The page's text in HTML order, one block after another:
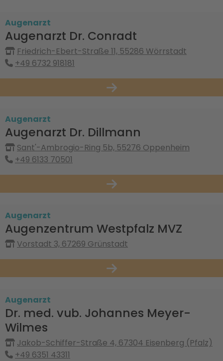
Augenarzt
Augenarzt Dr. Conradt
Friedrich-Ebert-Straße 11, 55286 Wörrstadt
+49 6732 918181
Augenarzt
Augenarzt Dr. Dillmann
Sant'-Ambrogio-Ring 5b, 55276 Oppenheim
+49 6133 70501
Augenarzt
Augenzentrum Westpfalz MVZ
Vorstadt 3, 67269 Grünstadt
Augenarzt
Dr. med. vub. Johannes Meyer-
Wilmes
Jakob-Schiffer-Straße 4, 67304 Eisenberg (Pfalz)
+49 6351 43311